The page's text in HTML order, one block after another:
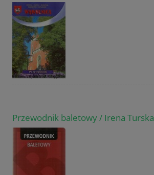
Przewodnik baletowy / Irena Turska